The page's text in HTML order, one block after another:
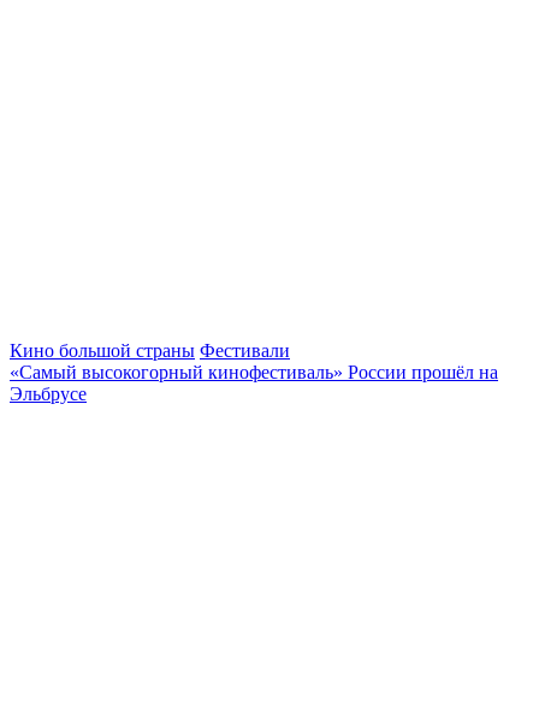
Кино большой страны Фестивали
«Самый высокогорный кинофестиваль» России прошёл на
Эльбрусе